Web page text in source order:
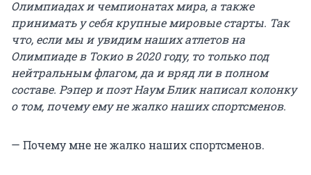
Олимпиадах и чемпионатах мира, а также
принимать у себя крупные мировые старты. Так
что, если мы и увидим наших атлетов на
Олимпиаде в Токио в 2020 году, то только под
нейтральным флагом, да и вряд ли в полном
составе. Рэпер и поэт Наум Блик написал колонку
о том, почему ему не жалко наших спортсменов.
— Почему мне не жалко наших спортсменов.